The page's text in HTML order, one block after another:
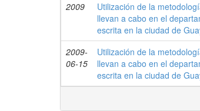
2009
Utilización de la
llevan a cabo en el
escrita en la ciudad de
2009-
06-15
Utilización de la
llevan a cabo en el
escrita en la ciudad de